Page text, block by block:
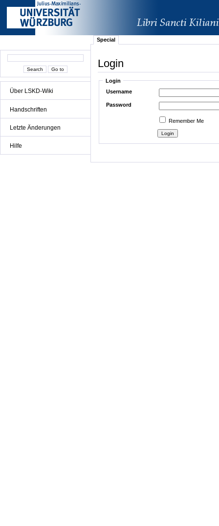
Über LSKD-Wiki
Handschriften
Letzte Änderungen
Hilfe
Special
Login
Login
Username
Password
Remember Me